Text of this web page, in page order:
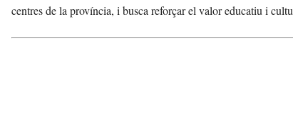
centres de la província, i busca reforçar el valor educatiu i